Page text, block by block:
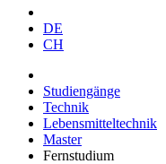
DE
CH
Studiengänge
Technik
Lebensmitteltechnik
Master
Fernstudium